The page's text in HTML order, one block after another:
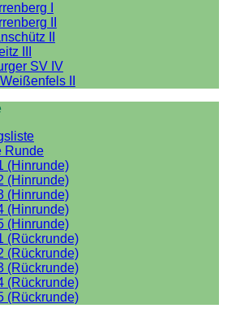
I
II
II
III
SV IV
II
Runde
(Hinrunde)
(Hinrunde)
(Hinrunde)
(Hinrunde)
(Hinrunde)
(Rückrunde)
(Rückrunde)
(Rückrunde)
(Rückrunde)
(Rückrunde)